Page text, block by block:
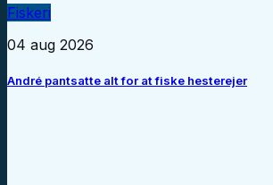
Fiskeri
04 aug 2026
André pantsatte alt for at fiske hesterejer